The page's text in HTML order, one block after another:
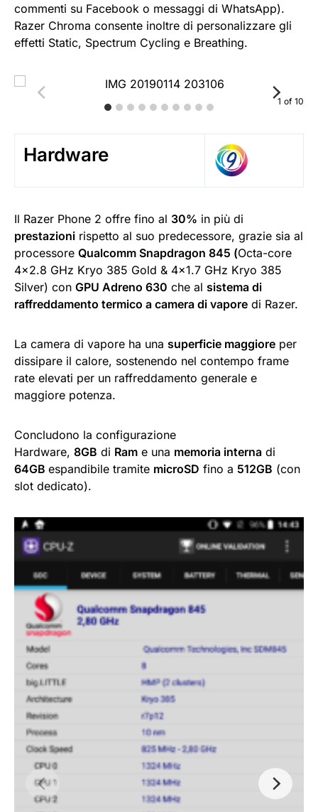
commenti su Facebook o messaggi di WhatsApp).
Razer Chroma consente inoltre di personalizzare gli
effetti Static, Spectrum Cycling e Breathing.
1 of 10
Hardware
Il Razer Phone 2 offre fino al 30% in più di
prestazioni rispetto al suo predecessore, grazie sia al
processore Qualcomm Snapdragon 845 (Octa-core
4×2.8 GHz Kryo 385 Gold & 4×1.7 GHz Kryo 385
Silver) con GPU Adreno 630 che al sistema di
raffreddamento termico a camera di vapore di Razer.
La camera di vapore ha una superficie maggiore per
dissipare il calore, sostenendo nel contempo frame
rate elevati per un raffreddamento generale e
maggiore potenza.
Concludono la configurazione
Hardware, 8GB di Ram e una memoria interna di
64GB espandibile tramite microSD fino a 512GB (con
slot dedicato).